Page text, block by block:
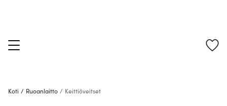
Koti / Ruoanlaitto / Keittiöveitset